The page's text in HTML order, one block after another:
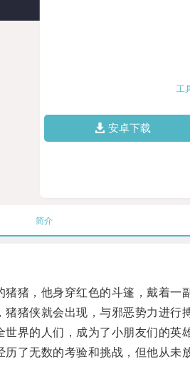
工
安卓下载
简介
，他身穿红色的斗篷，戴着一
侠就会出现，与邪恶势力进行搏
的人们，成为了小朋友们的英雄
无数的考验和挑战，但他从未